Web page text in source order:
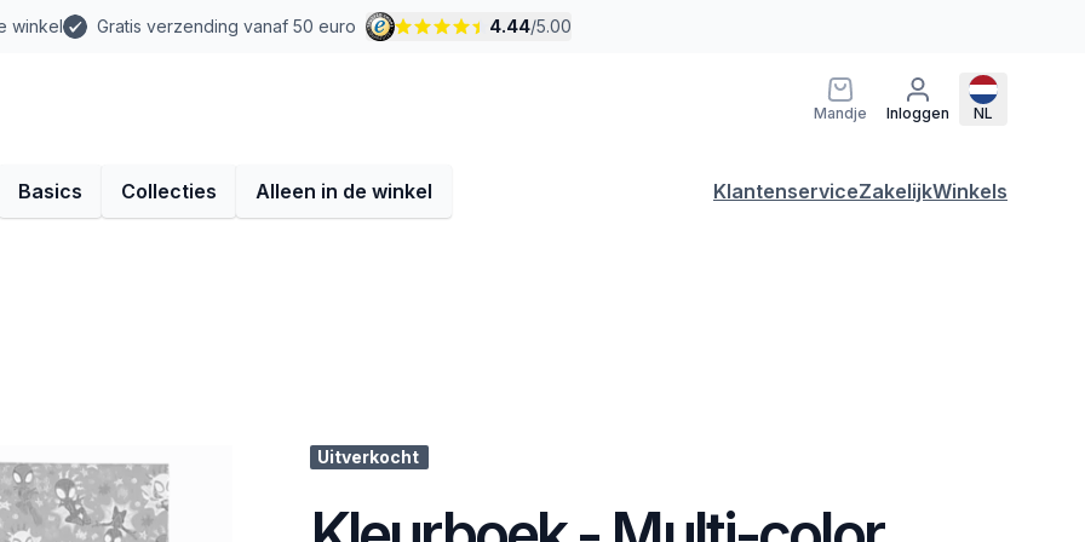
winkel Gratis verzending vanaf 50 euro 4.44/5.00
Mandje Inloggen NL
Basics Collecties Alleen in de winkel KlantenserviceZakelijkWinkels
Uitverkocht